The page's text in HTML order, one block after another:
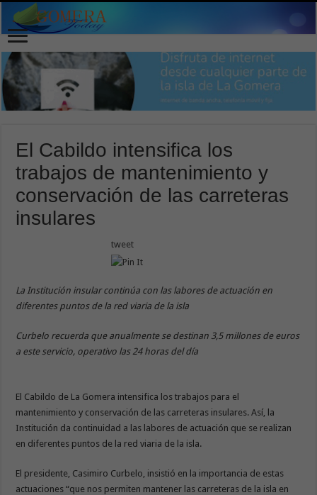
El Cabildo intensifica los
trabajos de mantenimiento y
conservación de las carreteras
insulares
tweet
La Institución insular continúa con las labores de actuación en
diferentes puntos de la red viaria de la isla
Curbelo recuerda que anualmente se destinan 3,5 millones de euros
a este servicio, operativo las 24 horas del día
El Cabildo de La Gomera intensifica los trabajos para el
mantenimiento y conservación de las carreteras insulares. Así, la
Institución da continuidad a las labores de actuación que se realizan
en diferentes puntos de la red viaria de la isla.
El presidente, Casimiro Curbelo, insistió en la importancia de estas
actuaciones “que nos permiten mantener las carreteras de la isla en